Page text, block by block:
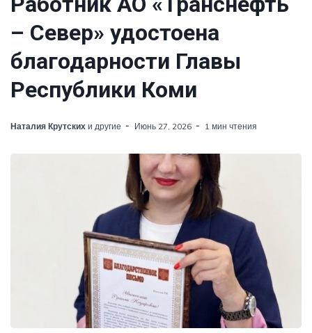
– Север» удостоена
благодарности Главы
Республики Коми
Наталия Крутских и другие Июнь 27, 2026 1 мин чтения